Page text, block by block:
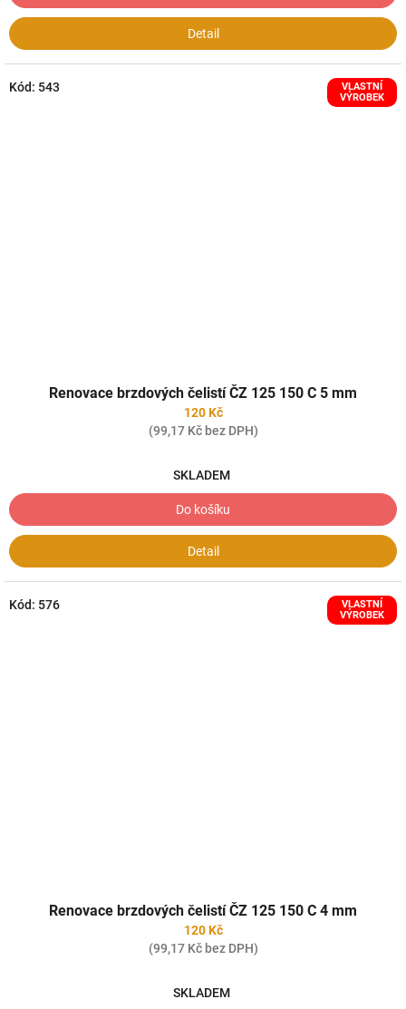
Detail
VLASTNÍ
VÝROBEK
Renovace brzdových čelistí ČZ 125 150 C 5 mm
120 Kč
(99,17 Kč bez DPH)
SKLADEM
Do košíku
Detail
Kód: 543
VLASTNÍ
VÝROBEK
Renovace brzdových čelistí ČZ 125 150 C 4 mm
120 Kč
(99,17 Kč bez DPH)
SKLADEM
Kód: 576